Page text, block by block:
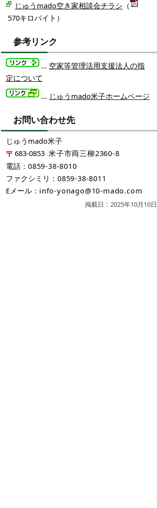
じゅうmado空き家相談会チラシ （
570キロバイト）
参考リンク
… 空家等管理活用支援法人の指
定について
… じゅうmado米子ホームページ
お問い合わせ先
じゅうmado米子
683-0853 米子市両三柳2360-8
電話： 0859-38-8010
ファクシミリ： 0859-38-8011
Eメール： info-yonago@10-mado.com
掲載日：2025年10月10日